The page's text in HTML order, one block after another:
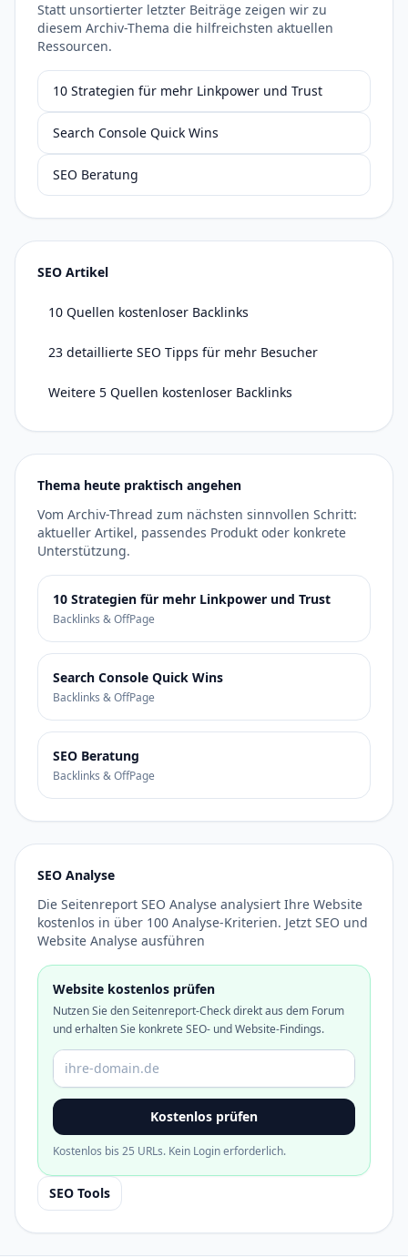
Statt unsortierter letzter Beiträge zeigen wir zu
diesem Archiv-Thema die hilfreichsten aktuellen
Ressourcen.
10 Strategien für mehr Linkpower und Trust
Search Console Quick Wins
SEO Beratung
SEO Artikel
10 Quellen kostenloser Backlinks
23 detaillierte SEO Tipps für mehr Besucher
Weitere 5 Quellen kostenloser Backlinks
Thema heute praktisch angehen
Vom Archiv-Thread zum nächsten sinnvollen Schritt:
aktueller Artikel, passendes Produkt oder konkrete
Unterstützung.
10 Strategien für mehr Linkpower und Trust
Backlinks & OffPage
Search Console Quick Wins
Backlinks & OffPage
SEO Beratung
Backlinks & OffPage
SEO Analyse
Die Seitenreport SEO Analyse analysiert Ihre Website
kostenlos in über 100 Analyse-Kriterien. Jetzt SEO und
Website Analyse ausführen
Website kostenlos prüfen
Nutzen Sie den Seitenreport-Check direkt aus dem Forum
und erhalten Sie konkrete SEO- und Website-Findings.
Domain oder URL
Kostenlos prüfen
Kostenlos bis 25 URLs. Kein Login erforderlich.
SEO Tools